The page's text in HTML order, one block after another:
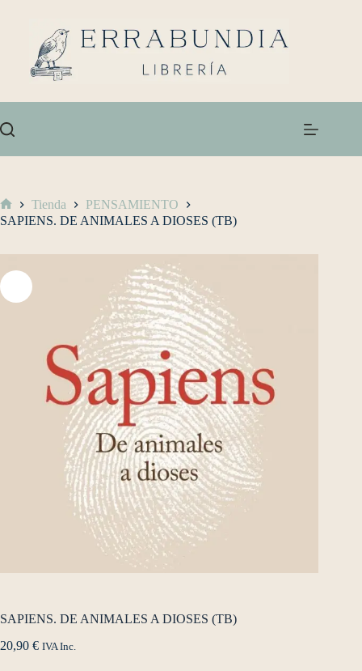
Tienda
PENSAMIENTO
SAPIENS. DE ANIMALES A DIOSES (TB)
SAPIENS. DE ANIMALES A DIOSES (TB)
20,90 € IVA Inc.